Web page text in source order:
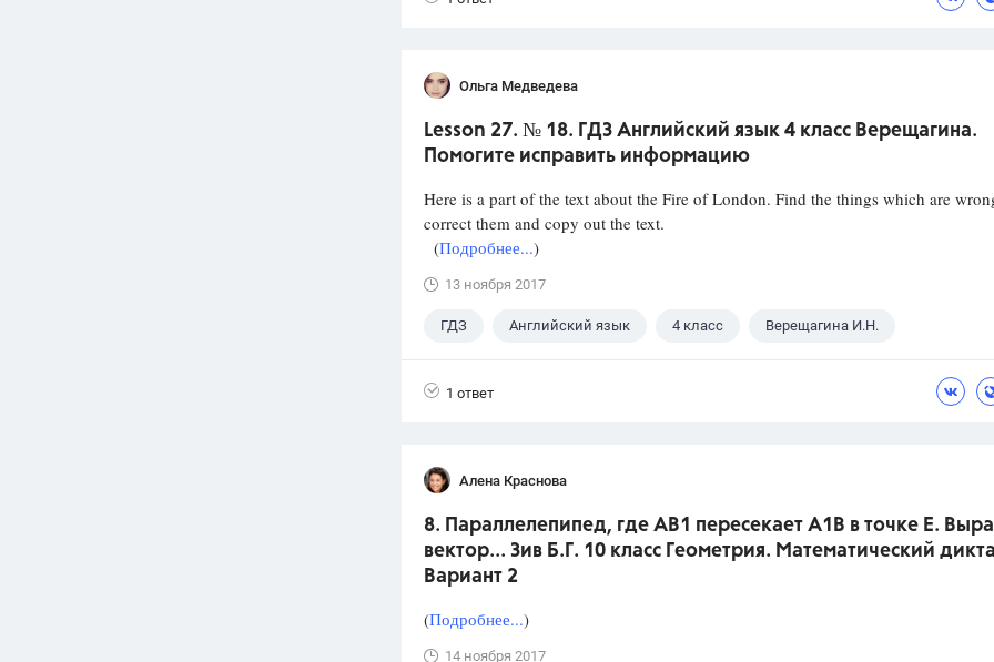
Ольга Медведева
Lesson 27. № 18. ГДЗ Английский язык 4 класс Верещагина.
Помогите исправить информацию
Here is a part of the text about the Fire of London. Find the things which are
correct them and copy out the text.
(Подробнее...)
13 ноября 2017
ГДЗ Английский язык 4 класс Верещагина И.Н.
1 ответ
Алена Краснова
8. Параллелепипед, где АВ1 пересекает А1В в точке Е.
вектор... Зив Б.Г. 10 класс Геометрия. Математический
Вариант 2
(Подробнее...)
14 ноября 2017